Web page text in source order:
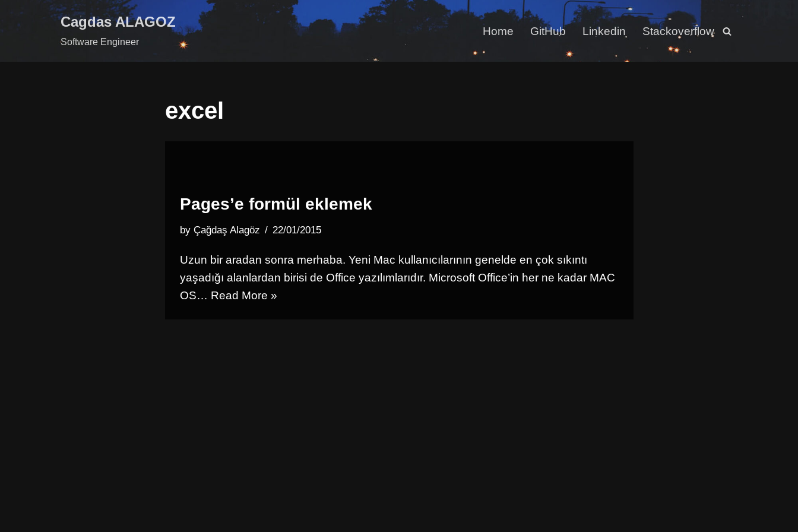
Cagdas ALAGOZ
Software Engineer
Home GitHub Linkedin Stackoverflow
excel
Pages’e formül eklemek
by Çağdaş Alagöz 22/01/2015
Uzun bir aradan sonra merhaba. Yeni Mac kullanıcılarının genelde en çok sıkıntı
yaşadığı alanlardan birisi de Office yazılımlarıdır. Microsoft Office’in her ne kadar MAC
OS… Read More »